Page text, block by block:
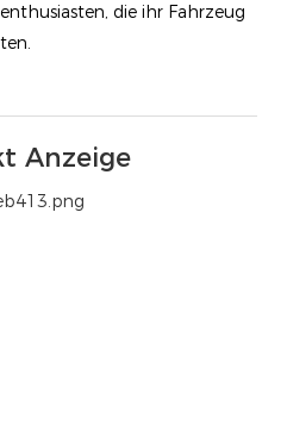
die ihr Fahrzeug
Anzeige